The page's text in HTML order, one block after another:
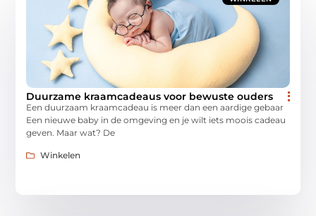
Duurzame kraamcadeaus voor bewuste ouders
Een duurzaam kraamcadeau is meer dan een aardige gebaar
Een nieuwe baby in de omgeving en je wilt iets moois cadeau
geven. Maar wat? De
Winkelen